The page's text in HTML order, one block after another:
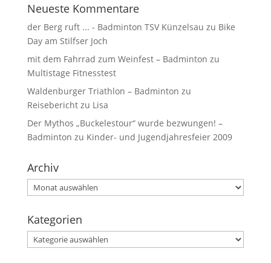
Neueste Kommentare
der Berg ruft ... - Badminton TSV Künzelsau zu Bike
Day am Stilfser Joch
mit dem Fahrrad zum Weinfest – Badminton zu
Multistage Fitnesstest
Waldenburger Triathlon – Badminton zu
Reisebericht zu Lisa
Der Mythos „Buckelestour“ wurde bezwungen! –
Badminton zu Kinder- und Jugendjahresfeier 2009
Archiv
Kategorien